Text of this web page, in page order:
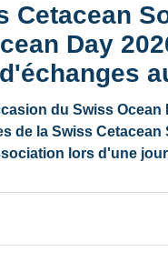
Cetacean
Day
du Swiss Ocean
de la Swiss Cetacean
lors d'une
la SCS a mis en
ainsi que